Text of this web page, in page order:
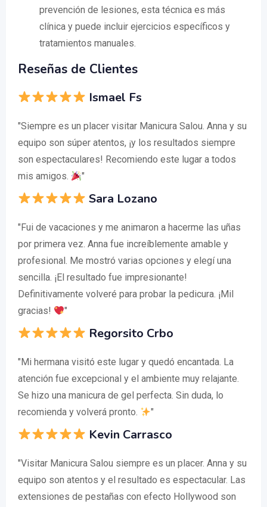
prevención de lesiones, esta técnica es más
clínica y puede incluir ejercicios específicos y
tratamientos manuales.
Reseñas de Clientes
Ismael Fs
"Siempre es un placer visitar Manicura Salou. Anna y su
equipo son súper atentos, ¡y los resultados siempre
son espectaculares! Recomiendo este lugar a todos
mis amigos.
"
Sara Lozano
"Fui de vacaciones y me animaron a hacerme las uñas
por primera vez. Anna fue increíblemente amable y
profesional. Me mostró varias opciones y elegí una
sencilla. ¡El resultado fue impresionante!
Definitivamente volveré para probar la pedicura. ¡Mil
gracias!
"
Regorsito Crbo
"Mi hermana visitó este lugar y quedó encantada. La
atención fue excepcional y el ambiente muy relajante.
Se hizo una manicura de gel perfecta. Sin duda, lo
recomienda y volverá pronto.
"
Kevin Carrasco
"Visitar Manicura Salou siempre es un placer. Anna y su
equipo son atentos y el resultado es espectacular. Las
extensiones de pestañas con efecto Hollywood son